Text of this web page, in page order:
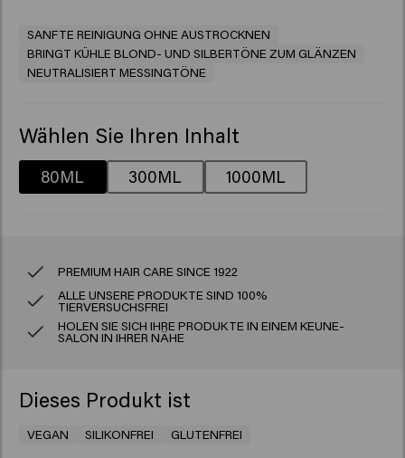
SANFTE REINIGUNG OHNE AUSTROCKNEN
BRINGT KÜHLE BLOND- UND SILBERTÖNE ZUM GLÄNZEN
NEUTRALISIERT MESSINGTÖNE
Wählen Sie Ihren Inhalt
80ML 300ML 1000ML
PREMIUM HAIR CARE SINCE 1922
ALLE UNSERE PRODUKTE SIND 100%
TIERVERSUCHSFREI
HOLEN SIE SICH IHRE PRODUKTE IN EINEM KEUNE-
SALON IN IHRER NÄHE
Dieses Produkt ist
VEGAN SILIKONFREI GLUTENFREI